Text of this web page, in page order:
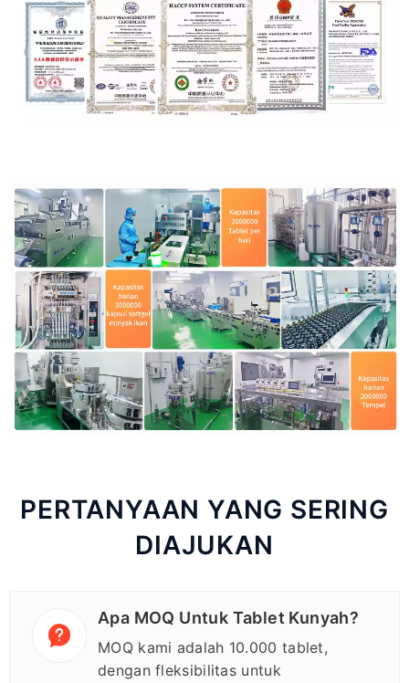
PERTANYAAN YANG SERING
DIAJUKAN
Apa MOQ Untuk Tablet Kunyah?
MOQ kami adalah 10.000 tablet,
dengan fleksibilitas untuk